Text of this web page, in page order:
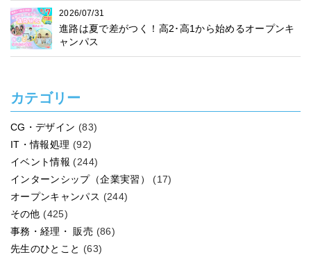
2026/07/31
進路は夏で差がつく！高2･高1から始めるオープンキ
ャンパス
カテゴリー
CG・デザイン (83)
IT・情報処理 (92)
イベント情報 (244)
インターンシップ（企業実習）
(17)
オープンキャンパス (244)
その他 (425)
事務・経理・ 販売 (86)
先生のひとこと (63)